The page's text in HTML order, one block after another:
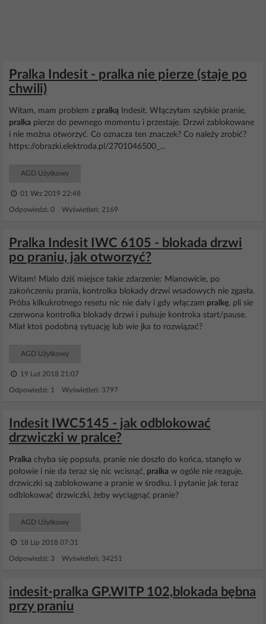
Pralka Indesit - pralka nie pierze (staje po
chwili)
Witam, mam problem z pralką Indesit. Włączyłam szybkie pranie,
pralka pierze do pewnego momentu i przestaje. Drzwi zablokowane
i nie można otworzyć. Co oznacza ten znaczek? Co należy zrobić?
https://obrazki.elektroda.pl/2701046500_...
AGD Użytkowy
01 Wrz 2019 22:48
Odpowiedzi: 0 Wyświetleń: 2169
Pralka Indesit IWC 6105 - blokada drzwi
po praniu, jak otworzyć?
Witam! Mialo dziś miejsce takie zdarzenie: Mianowicie, po
zakończeniu prania, kontrolka blokady drzwi wsadowych nie zgasła.
Próba kilkukrotnego resetu nic nie dały i gdy włączam pralkę, pli sie
czerwona kontrolka blokady drzwi i pulsuje kontroka start/pause.
Miał ktoś podobną sytuację lub wie jka to rozwiązać?
AGD Użytkowy
19 Lut 2018 21:07
Odpowiedzi: 1 Wyświetleń: 3797
Indesit IWC5145 - jak odblokować
drzwiczki w pralce?
Pralka chyba się popsuła, pranie nie doszło do końca, stanęło w
połowie i nie da teraz się nic wcisnąć, pralka w ogóle nie reaguje,
drzwiczki są zablokowane a pranie w środku. I pytanie jak teraz
odblokować drzwiczki, żeby wyciągnąć pranie?
AGD Użytkowy
18 Lip 2018 07:31
Odpowiedzi: 3 Wyświetleń: 34251
indesit-pralka GP.WITP 102,blokada bębna
przy praniu